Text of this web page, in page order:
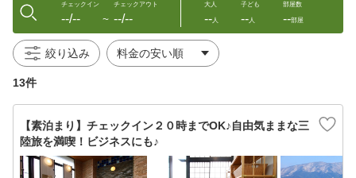
チェックイン
--/-- 〜
チェックアウト
--/--
大人
--人
子ども
--人
部屋数
--部屋
絞り込み
13件
【素泊まり】チェックイン２０時までOK♪自由気ままな三
陸旅を満喫！ビジネスにも♪